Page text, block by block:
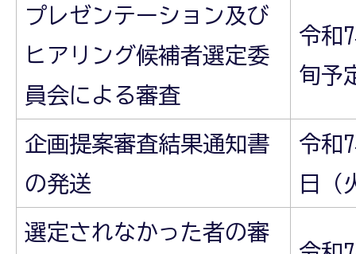
プレゼンテーション及び
ヒアリング候補者選定委
員会による審査
令和
旬予
企画提案審査結果通知書
の発送
令和
日（
選定されなかった者の審